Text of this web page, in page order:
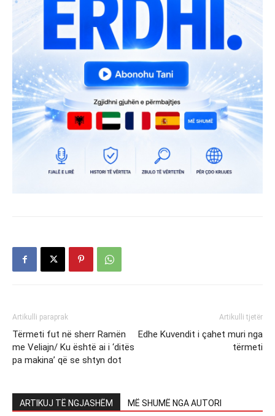
Artikulli paraprak
Tërmeti fut në sherr Ramën
me Veliajn/ Ku është ai i ‘ditës
pa makina’ që se shtyn dot
Artikulli tjetër
Edhe Kuvendit i çahet muri nga
tërmeti
ARTIKUJ TË NGJASHËM MË SHUMË NGA AUTORI